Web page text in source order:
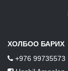
ХОЛБОО БАРИХ
+976 99735573